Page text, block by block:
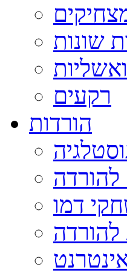
שונות
רקעים
הורדות
דמו
להורדה